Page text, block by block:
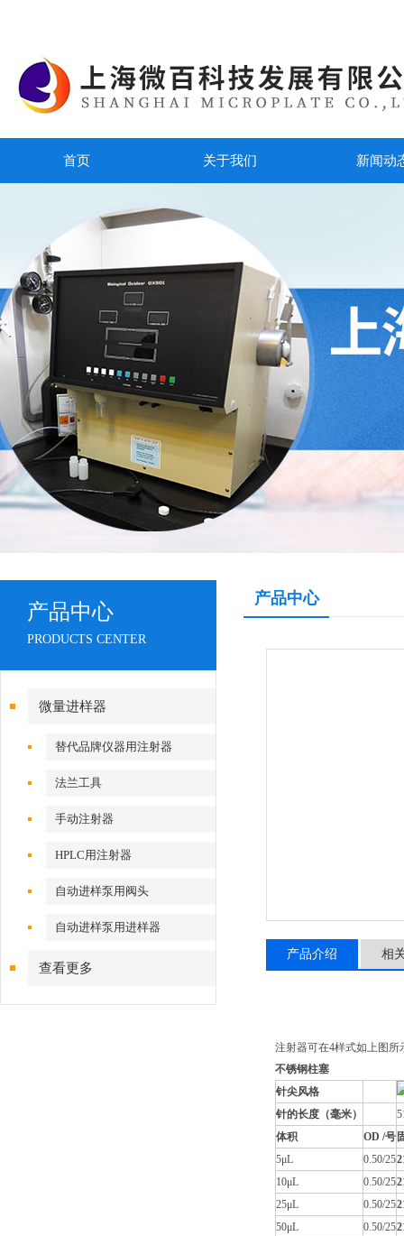
首页 关于我们 新闻动
产品中心
PRODUCTS CENTER
微量进样器
替代品牌仪器用注射器
法兰工具
手动注射器
HPLC用注射器
自动进样泵用阀头
自动进样泵用进样器
查看更多
产品中心
产品介绍 相
注射器可在4样式如上图
不锈钢柱塞
针尖风格
针的长度（毫米）
体积
OD /号
5μL
0.50/25
10μL
0.50/25
25μL
0.50/25
50μL
0.50/25